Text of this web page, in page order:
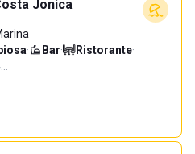
Jonica
· Bar· Ristorante·